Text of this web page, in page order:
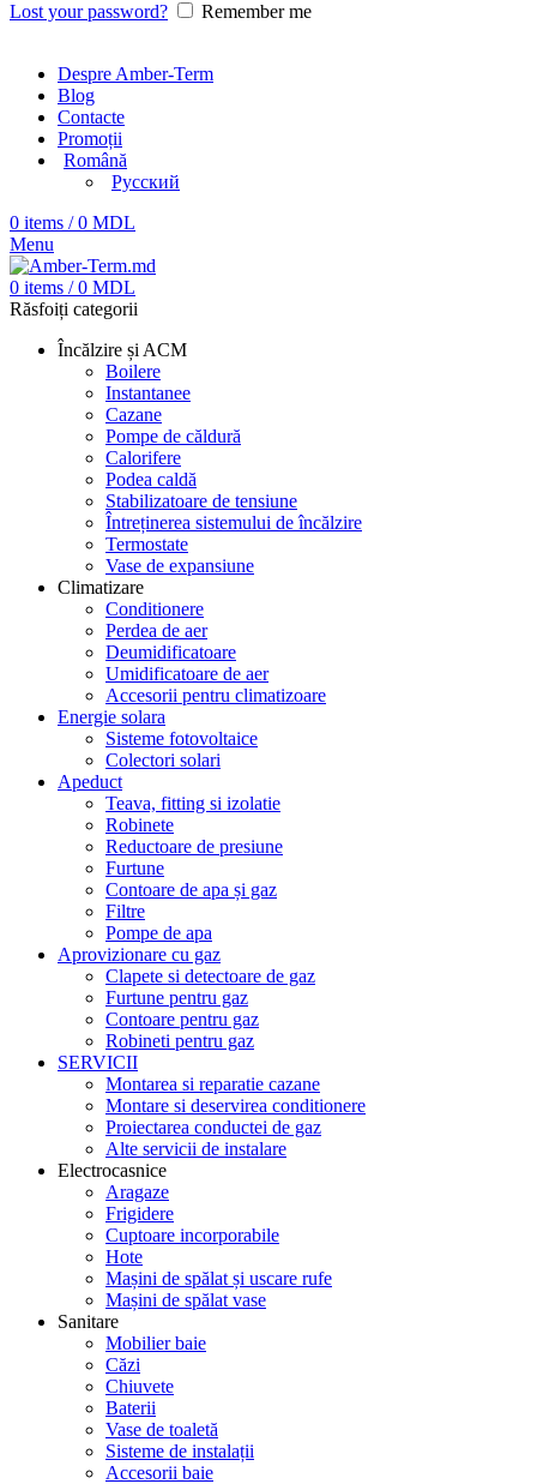
Lost your password? Remember me
Despre Amber-Term
Blog
Contacte
Promoții
Română
Русский
0 items / 0 MDL
Menu
0 items / 0 MDL
Răsfoiți categorii
Încălzire și ACM
Boilere
Instantanee
Cazane
Pompe de căldură
Calorifere
Podea caldă
Stabilizatoare de tensiune
Întreținerea sistemului de încălzire
Termostate
Vase de expansiune
Climatizare
Conditionere
Perdea de aer
Deumidificatoare
Umidificatoare de aer
Accesorii pentru climatizoare
Energie solara
Sisteme fotovoltaice
Colectori solari
Apeduct
Teava, fitting si izolatie
Robinete
Reductoare de presiune
Furtune
Contoare de apa și gaz
Filtre
Pompe de apa
Aprovizionare cu gaz
Clapete si detectoare de gaz
Furtune pentru gaz
Contoare pentru gaz
Robineti pentru gaz
SERVICII
Montarea si reparatie cazane
Montare si deservirea conditionere
Proiectarea conductei de gaz
Alte servicii de instalare
Electrocasnice
Aragaze
Frigidere
Cuptoare incorporabile
Hote
Mașini de spălat și uscare rufe
Mașini de spălat vase
Sanitare
Mobilier baie
Căzi
Chiuvete
Baterii
Vase de toaletă
Sisteme de instalații
Accesorii baie